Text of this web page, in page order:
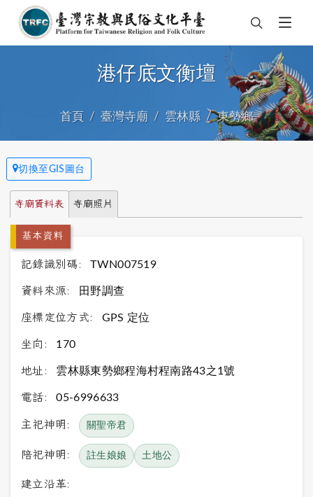
港仔底文衡壇
首頁 臺灣寺廟 雲林縣 東勢鄉
切換至GIS圖台
寺廟資料表 寺廟照片
基本資料
記錄識別碼: TWN007519
資料來源: 田野調查
座標定位方式: GPS 定位
坐向: 170
地址: 雲林縣東勢鄉程海村程南路43之1號
電話: 05-6996633
主祀神明: 關聖帝君
陪祀神明: 註生娘娘 土地公
建立沿革: